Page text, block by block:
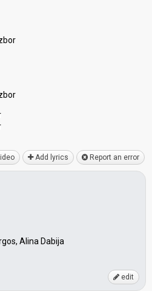
Add lyrics Report an error
Alina Dabija
edit